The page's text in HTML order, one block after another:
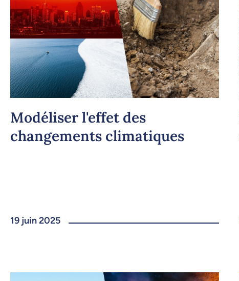
Modéliser l'effet des
changements climatiques
19 juin 2025